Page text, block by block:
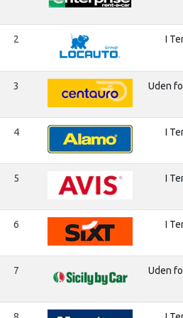
2 I
3 Uden
4 I
5 I
6 I
7 Uden